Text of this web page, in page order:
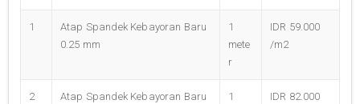
1
Atap Spandek Kebayoran Baru
0.25 mm
1
mete
r
IDR 59.000
/m2
2
Atap Spandek Kebayoran Baru
1
IDR 82.000